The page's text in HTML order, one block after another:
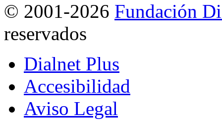
© 2001-2026 Fundación
reservados
Dialnet Plus
Accesibilidad
Aviso Legal